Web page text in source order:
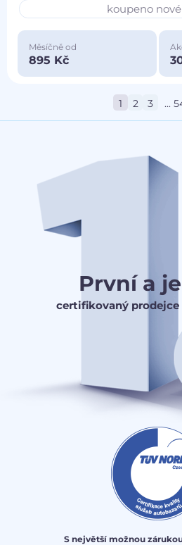
koupeno nové
Měsíčně od
895 Kč
1 2 3 ...
První a
certifikovaný
S největší možnou